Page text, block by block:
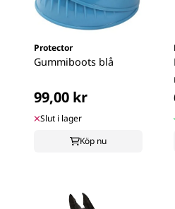
Protector
Gummiboots blå
99,00 kr
Slut i lager
Köp nu